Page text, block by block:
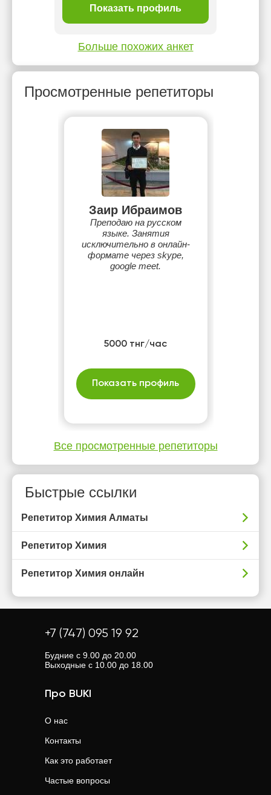
Показать профиль
Больше похожих анкет
Просмотренные репетиторы
Заир Ибраимов
Преподаю на русском
языке. Занятия
исключительно в онлайн-
формате через skype,
google meet.
5000 тнг/час
Показать профиль
Все просмотренные репетиторы
Быстрые ссылки
Репетитор Химия Алматы
Репетитор Химия
Репетитор Химия онлайн
+7 (747) 095 19 92
Будние с 9.00 до 20.00
Выходные с 10.00 до 18.00
Про BUKI
О нас
Контакты
Как это работает
Частые вопросы